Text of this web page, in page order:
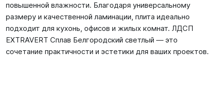
повышенной влажности. Благодаря универсальному
размеру и качественной ламинации, плита идеально
подходит для кухонь, офисов и жилых комнат. ЛДСП
EXTRAVERT Сплав Белгородский светлый — это
сочетание практичности и эстетики для ваших проектов.